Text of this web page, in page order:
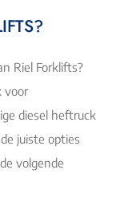
Riel Forklifts?
voor
diesel heftruck
juiste opties
volgende